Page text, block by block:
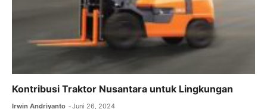
Kontribusi Traktor Nusantara untuk Lingkungan
Irwin Andriyanto Juni 26, 2024